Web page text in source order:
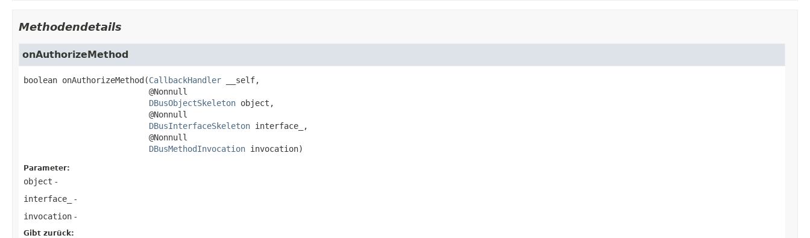
Methodendetails
onAuthorizeMethod
boolean onAuthorizeMethod(CallbackHandler __self,
@Nonnull
DBusObjectSkeleton object,
@Nonnull
DBusInterfaceSkeleton interface_,
@Nonnull
DBusMethodInvocation invocation)
Parameter:
object -
interface_
-
invocation -
Gibt zurück: